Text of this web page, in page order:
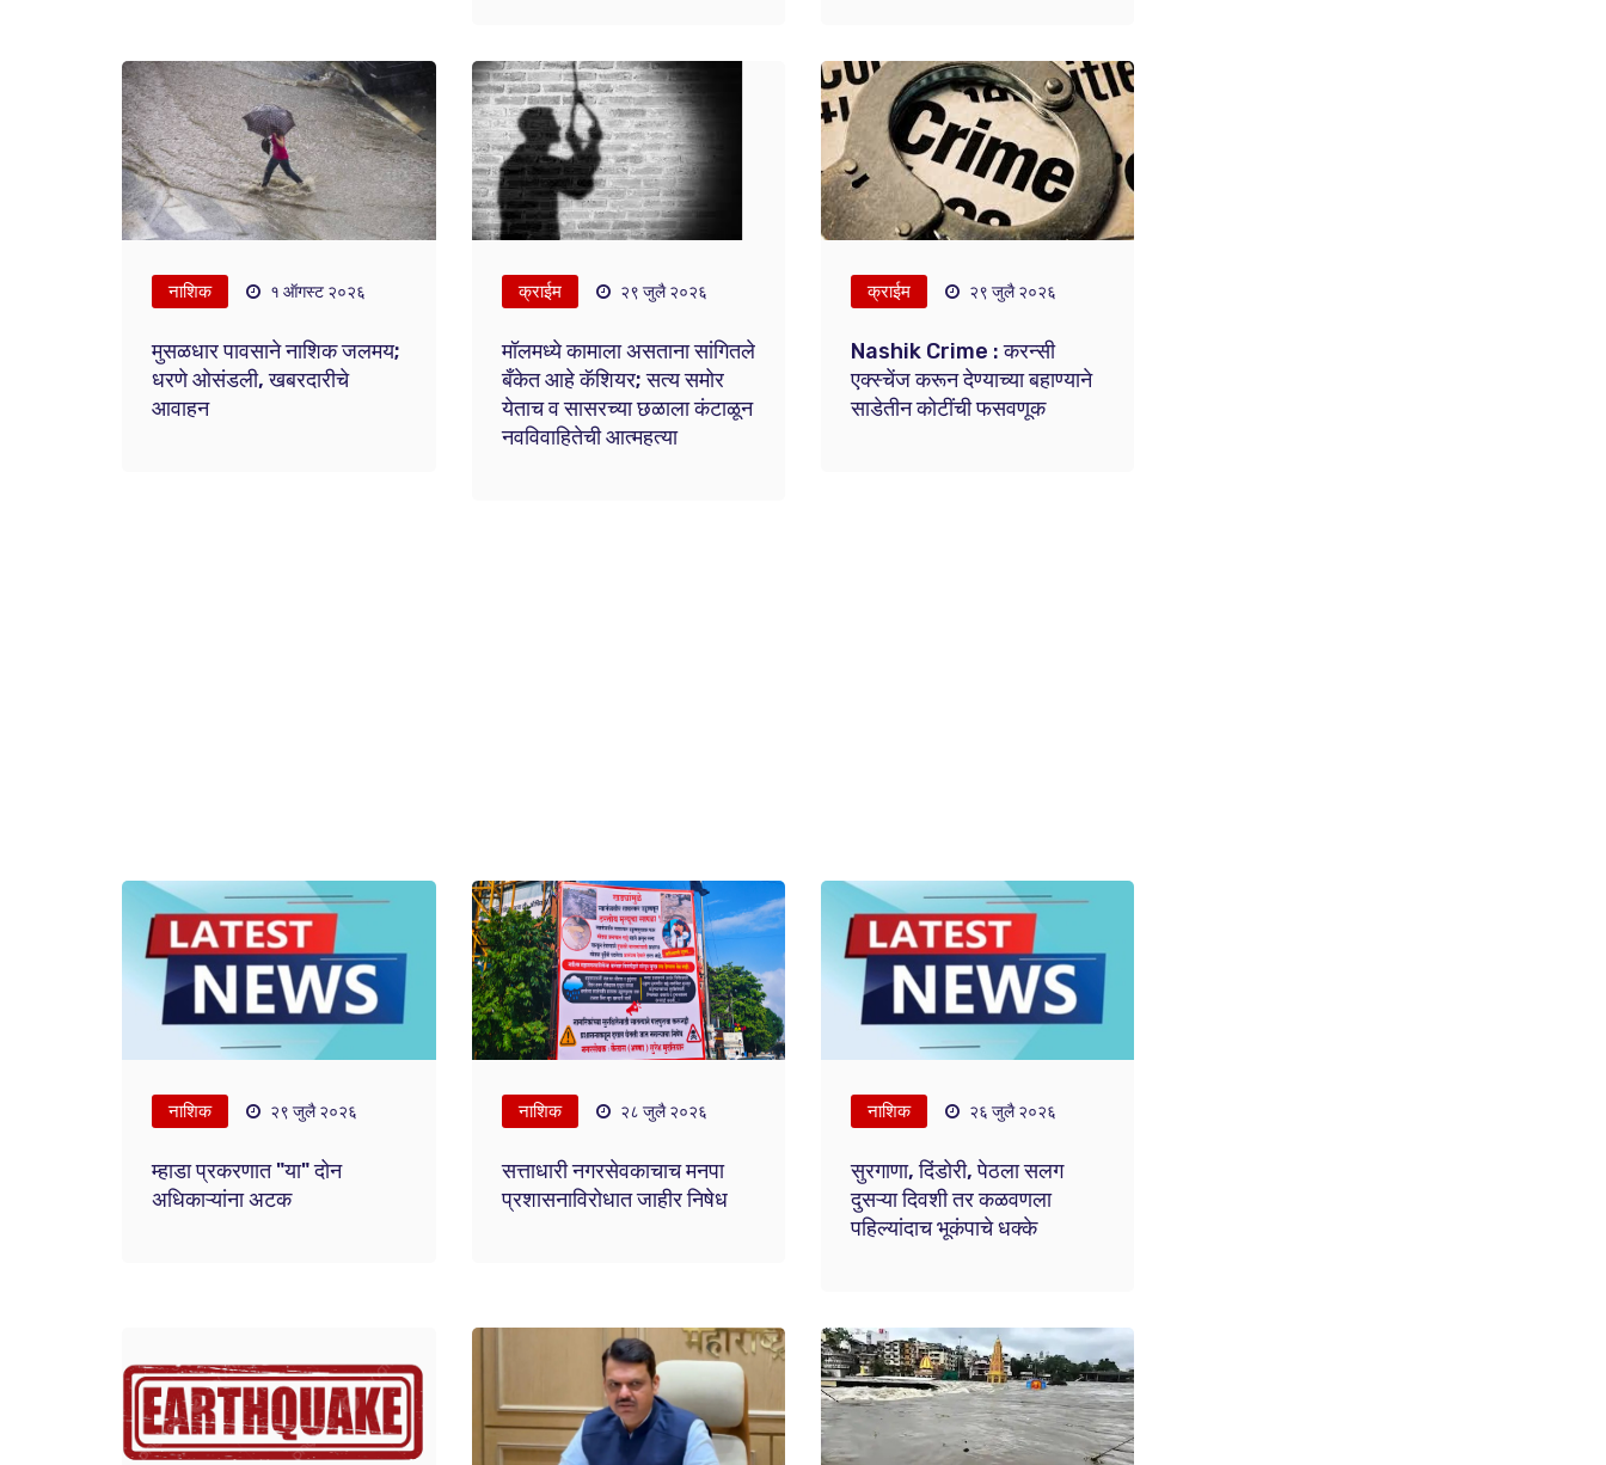
नाशिक १ ऑगस्ट २०२६
मुसळधार पावसाने नाशिक जलमय;
धरणे ओसंडली, खबरदारीचे
आवाहन
क्राईम २९ जुलै २०२६
मॉलमध्ये कामाला असताना सांगितले
बँकेत आहे कॅशियर; सत्य समोर
येताच व सासरच्या छळाला कंटाळून
नवविवाहितेची आत्महत्या
क्राईम २९ जुलै २०२६
Nashik Crime : करन्सी
एक्स्चेंज करून देण्याच्या बहाण्याने
साडेतीन कोटींची फसवणूक
नाशिक २९ जुलै २०२६
म्हाडा प्रकरणात "या" दोन
अधिकाऱ्यांना अटक
नाशिक २८ जुलै २०२६
सत्ताधारी नगरसेवकाचाच मनपा
प्रशासनाविरोधात जाहीर निषेध
नाशिक २६ जुलै २०२६
सुरगाणा, दिंडोरी, पेठला सलग
दुसऱ्या दिवशी तर कळवणला
पहिल्यांदाच भूकंपाचे धक्के